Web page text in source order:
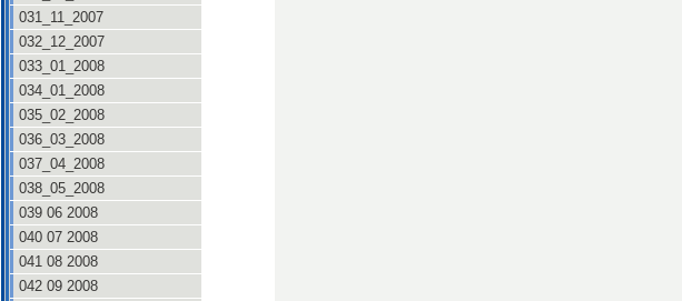
031_11_2007
032_12_2007
033_01_2008
034_01_2008
035_02_2008
036_03_2008
037_04_2008
038_05_2008
039 06 2008
040 07 2008
041 08 2008
042 09 2008